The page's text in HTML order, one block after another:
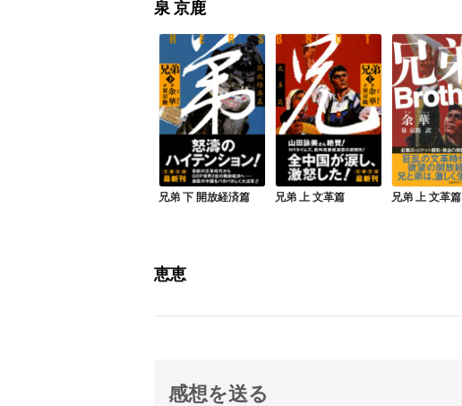
泉 京鹿
兄弟 下 開放経済篇 兄弟 上 文革篇 兄弟 上 文革篇
恵恵
感想を送る